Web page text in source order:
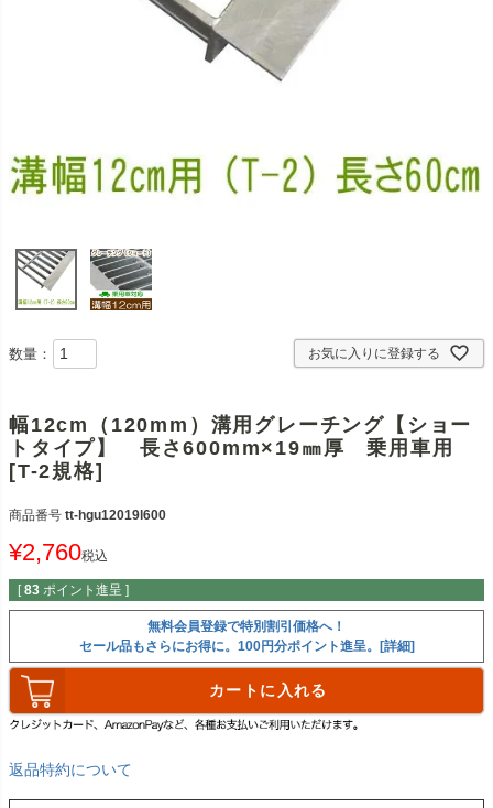
お気に入りに登録する
数量：
幅12cm（120mm）溝用グレーチング【ショー
トタイプ】 長さ600mm×19㎜厚 乗用車用
[T-2規格]
商品番号 tt-hgu12019l600
¥2,760税込
[ 83 ポイント進呈 ]
無料会員登録で特別割引価格へ！
セール品もさらにお得に。100円分ポイント進呈。[詳細]
カートに入れる
返品特約について